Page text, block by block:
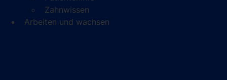
Zahnwissen
Arbeiten und wachsen